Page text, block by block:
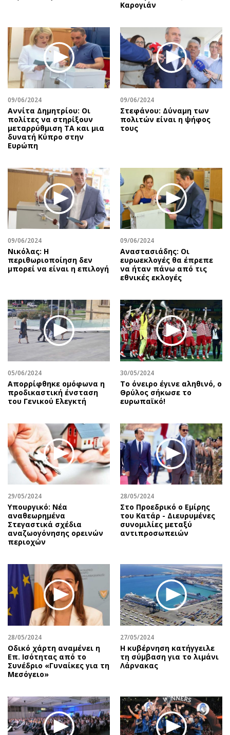
Trends
Ναυτιλία
Περιβάλλον
Ελλάδα
Κόσμος
Πολιτισμός
Σινεμά
Θέατρο-Χορός
Μουσική
Εικαστικά
Χειρόγραφα
Good Life
Showbiz
Ταξίδια
Συνταγές
Έξοδος
Εκπομπές
Wine routes
Προσφορές
Προσωπικότητες στην ''Κ''
Επιστολές
Καρογιάν
09/06/2024
Αννίτα Δημητρίου: Οι
πολίτες να στηρίξουν
μεταρρύθμιση ΤΑ και μια
δυνατή Κύπρο στην
Ευρώπη
09/06/2024
Στεφάνου: Δύναμη των
πολιτών είναι η ψήφος
τους
09/06/2024
Νικόλας: Η
περιθωριοποίηση δεν
μπορεί να είναι η επιλογή
09/06/2024
Αναστασιάδης: Οι
ευρωεκλογές θα έπρεπε
να ήταν πάνω από τις
εθνικές εκλογές
05/06/2024
Απορρίφθηκε ομόφωνα η
προδικαστική ένσταση
του Γενικού Ελεγκτή
30/05/2024
Το όνειρο έγινε αληθινό, ο
Θρύλος σήκωσε το
ευρωπαϊκό!
29/05/2024
Υπουργικό: Νέα
αναθεωρημένα
Στεγαστικά σχέδια
αναζωογόνησης ορεινών
περιοχών
28/05/2024
Στο Προεδρικό ο Εμίρης
του Κατάρ - Διευρυμένες
συνομιλίες μεταξύ
αντιπροσωπειών
28/05/2024
Οδικό χάρτη αναμένει η
Επ. Ισότητας από το
Συνέδριο «Γυναίκες για τη
Μεσόγειο»
27/05/2024
Η κυβέρνηση κατήγγειλε
τη σύμβαση για το λιμάνι
Λάρνακας